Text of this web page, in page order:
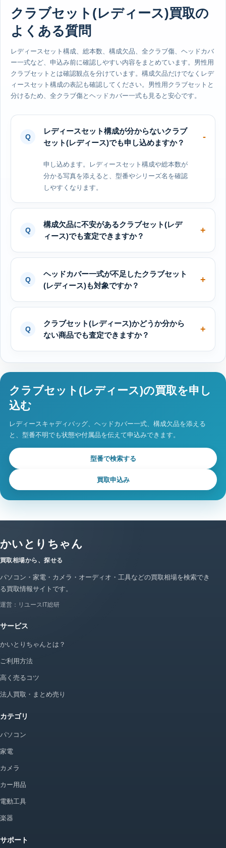
クラブセット(レディース)買取の
よくある質問
レディースセット構成、総本数、構成欠品、全クラブ傷、ヘッドカバ
ー一式など、申込み前に確認しやすい内容をまとめています。男性用
クラブセットとは確認観点を分けています。構成欠品だけでなくレデ
ィースセット構成の表記も確認してください。男性用クラブセットと
分けるため、全クラブ傷とヘッドカバー一式も見ると安心です。
レディースセット構成が分からないクラブ
セット(レディース)でも申し込めますか？
申し込めます。レディースセット構成や総本数が
分かる写真を添えると、型番やシリーズ名を確認
しやすくなります。
構成欠品に不安があるクラブセット(レデ
ィース)でも査定できますか？
ヘッドカバー一式が不足したクラブセット
(レディース)も対象ですか？
クラブセット(レディース)かどうか分から
ない商品でも査定できますか？
クラブセット(レディース)の買取を申し
込む
レディースキャディバッグ、ヘッドカバー一式、構成欠品を添える
と、型番不明でも状態や付属品を伝えて申込みできます。
型番で検索する
買取申込み
かいとりちゃん
買取相場から、探せる
パソコン・家電・カメラ・オーディオ・工具などの買取相場を検索でき
る買取情報サイトです。
運営：リユースIT総研
サービス
かいとりちゃんとは？
ご利用方法
高く売るコツ
法人買取・まとめ売り
カテゴリ
パソコン
家電
カメラ
カー用品
電動工具
楽器
サポート